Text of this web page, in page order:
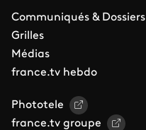
Communiqués & Dossiers
Grilles
Médias
france.tv hebdo
Phototele
france.tv groupe